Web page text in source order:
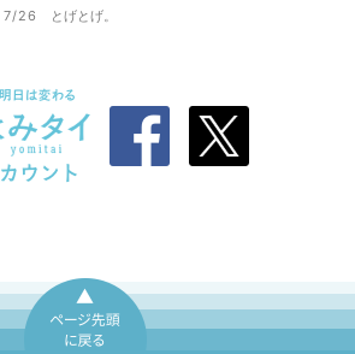
7/26 とげとげ。